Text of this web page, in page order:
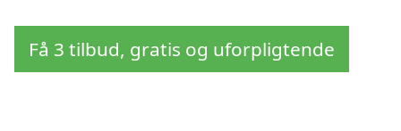
Få 3 tilbud, gratis og uforpligtende